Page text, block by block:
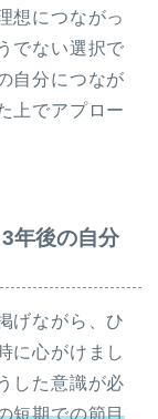
想につながっ
でない選択で
自分につなが
上でアプロー
年後の自分
げながら、ひ
に心がけまし
した意識が必
短期での節目